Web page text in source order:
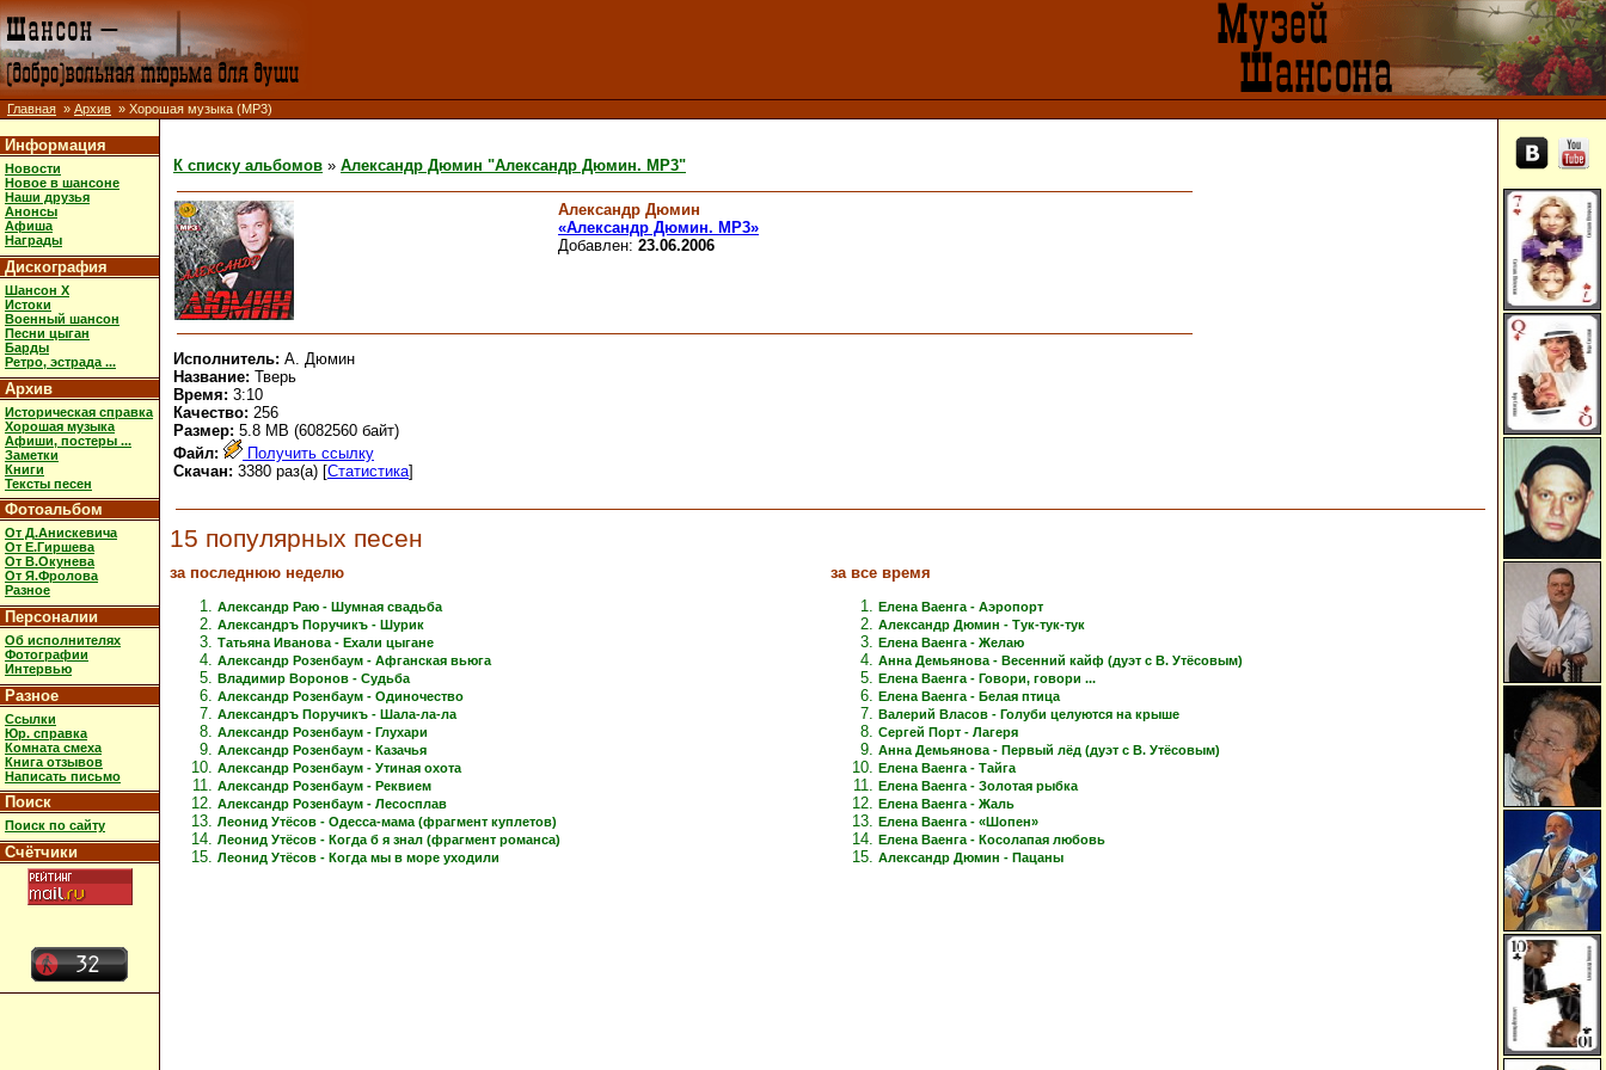
Главная » Архив » Хорошая музыка (MP3)
Информация
Новости
Новое в шансоне
Наши друзья
Анонсы
Афиша
Награды
Дискография
Шансон X
Истоки
Военный шансон
Песни цыган
Барды
Ретро, эстрада ...
Архив
Историческая справка
Хорошая музыка
Афиши, постеры ...
Заметки
Книги
Тексты песен
Фотоальбом
От Д.Анискевича
От Е.Гиршева
От В.Окунева
От Я.Фролова
Разное
Персоналии
Об исполнителях
Фотографии
Интервью
Разное
Ссылки
Юр. справка
Комната смеха
Книга отзывов
Написать письмо
Поиск
Поиск по сайту
Счётчики
К списку альбомов » Александр Дюмин "Александр Дюмин. МР3"
Александр Дюмин
«Александр Дюмин. МР3»
Добавлен: 23.06.2006
Исполнитель: А. Дюмин
Название: Тверь
Время: 3:10
Качество: 256
Размер: 5.8 MB (6082560 байт)
Файл:
Получить ссылку
Скачан: 3380 раз(а) [Статистика]
15 популярных песен
за последнюю неделю
Александр Раю - Шумная свадьба
Александръ Поручикъ - Шурик
Татьяна Иванова - Ехали цыгане
Александр Розенбаум - Афганская вьюга
Владимир Воронов - Судьба
Александр Розенбаум - Одиночество
Александръ Поручикъ - Шала-ла-ла
Александр Розенбаум - Глухари
Александр Розенбаум - Казачья
Александр Розенбаум - Утиная охота
Александр Розенбаум - Реквием
Александр Розенбаум - Лесосплав
Леонид Утёсов - Одесса-мама (фрагмент куплетов)
Леонид Утёсов - Когда б я знал (фрагмент романса)
Леонид Утёсов - Когда мы в море уходили
за все время
Елена Ваенга - Аэропорт
Александр Дюмин - Тук-тук-тук
Елена Ваенга - Желаю
Анна Демьянова - Весенний кайф (дуэт с В. Утёсовым)
Елена Ваенга - Говори, говори ...
Елена Ваенга - Белая птица
Валерий Власов - Голуби целуются на крыше
Сергей Порт - Лагеря
Анна Демьянова - Первый лёд (дуэт с В. Утёсовым)
Елена Ваенга - Тайга
Елена Ваенга - Золотая рыбка
Елена Ваенга - Жаль
Елена Ваенга - «Шопен»
Елена Ваенга - Косолапая любовь
Александр Дюмин - Пацаны